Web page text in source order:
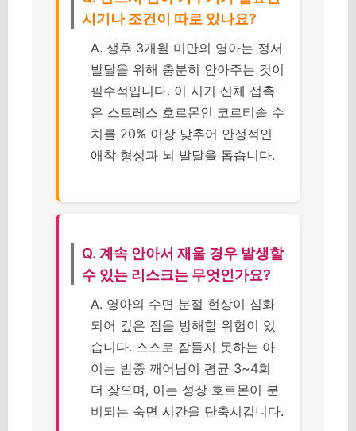
시기나 조건이 따로 있나요?
A. 생후 3개월 미만의 영아는 정서
발달을 위해 충분히 안아주는 것이
필수적입니다. 이 시기 신체 접촉
은 스트레스 호르몬인 코르티솔 수
치를 20% 이상 낮추어 안정적인
애착 형성과 뇌 발달을 돕습니다.
Q. 계속 안아서 재울 경우 발생할
수 있는 리스크는 무엇인가요?
A. 영아의 수면 분절 현상이 심화
되어 깊은 잠을 방해할 위험이 있
습니다. 스스로 잠들지 못하는 아
이는 밤중 깨어남이 평균 3~4회
더 잦으며, 이는 성장 호르몬이 분
비되는 숙면 시간을 단축시킵니다.